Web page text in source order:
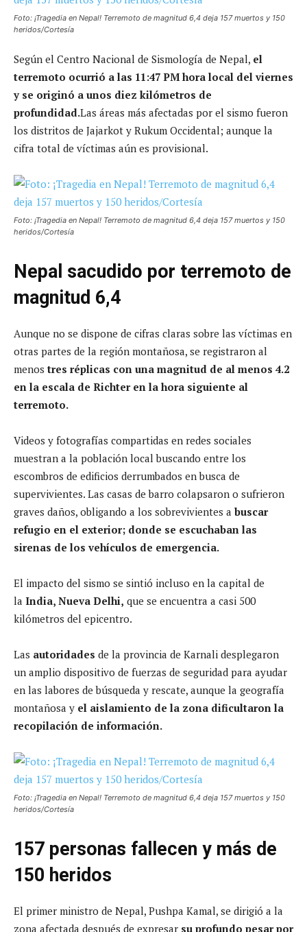
Foto: ¡Tragedia en Nepal! Terremoto de magnitud 6,4 deja 157 muertos y 150
heridos/Cortesía
Según el Centro Nacional de Sismología de Nepal, el
terremoto ocurrió a las 11:47 PM hora local del viernes
y se originó a unos diez kilómetros de
profundidad.Las áreas más afectadas por el sismo fueron
los distritos de Jajarkot y Rukum Occidental; aunque la
cifra total de víctimas aún es provisional.
Foto: ¡Tragedia en Nepal! Terremoto de magnitud 6,4 deja 157 muertos y 150
heridos/Cortesía
Nepal sacudido por terremoto de
magnitud 6,4
Aunque no se dispone de cifras claras sobre las víctimas en
otras partes de la región montañosa, se registraron al
menos tres réplicas con una magnitud de al menos 4.2
en la escala de Richter en la hora siguiente al
terremoto.
Videos y fotografías compartidas en redes sociales
muestran a la población local buscando entre los
escombros de edificios derrumbados en busca de
supervivientes. Las casas de barro colapsaron o sufrieron
graves daños, obligando a los sobrevivientes a buscar
refugio en el exterior; donde se escuchaban las
sirenas de los vehículos de emergencia.
El impacto del sismo se sintió incluso en la capital de
la India, Nueva Delhi, que se encuentra a casi 500
kilómetros del epicentro.
Las autoridades de la provincia de Karnali desplegaron
un amplio dispositivo de fuerzas de seguridad para ayudar
en las labores de búsqueda y rescate, aunque la geografía
montañosa y el aislamiento de la zona dificultaron la
recopilación de información.
Foto: ¡Tragedia en Nepal! Terremoto de magnitud 6,4 deja 157 muertos y 150
heridos/Cortesía
157 personas fallecen y más de
150 heridos
El primer ministro de Nepal, Pushpa Kamal, se dirigió a la
zona afectada después de expresar su profundo pesar por